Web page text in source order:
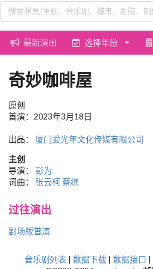
最新演出 选择年份
奇妙咖啡屋
原创
首演：2023年3月18日
出品： 厦门爱光年文化传媒有限公司
主创
导演： 彭为
词曲： 张云柯蔡缤
过往演出
剧场版首演
音乐剧列表 | 数据下载 | 数据接口 |